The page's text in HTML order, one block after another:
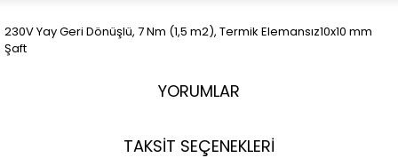
230V Yay Geri Dönüşlü, 7 Nm (1,5 m2), Termik Elemansız10x10 mm
Şaft
YORUMLAR
TAKSİT SEÇENEKLERİ